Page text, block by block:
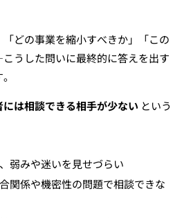
「どの事業を縮小すべきか」「この
うした問いに最終的に答えを出す
には相談できる相手が少ない という
弱みや迷いを見せづらい
関係や機密性の問題で相談できな